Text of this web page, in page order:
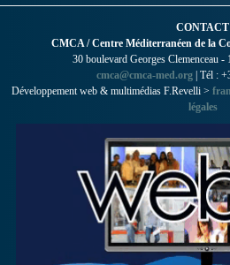
CONTACT
CMCA / Centre Méditerranéen de la
30 boulevard Georges Clemenceau
cmca@cmca-med.org | Tél :
Développement web & multimédias F.Revelli >
légales